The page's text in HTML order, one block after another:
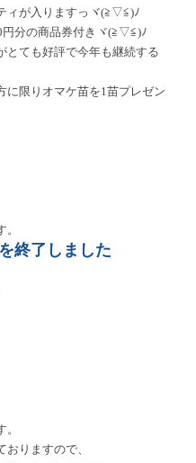
ィが入りますっヾ(≧▽≦)ﾉ
円分の商品券付きヾ(≧▽≦)ﾉ
とても好評で今年も継続する
に限りオマケ苗を1苗プレゼン
終了しました
りますので、